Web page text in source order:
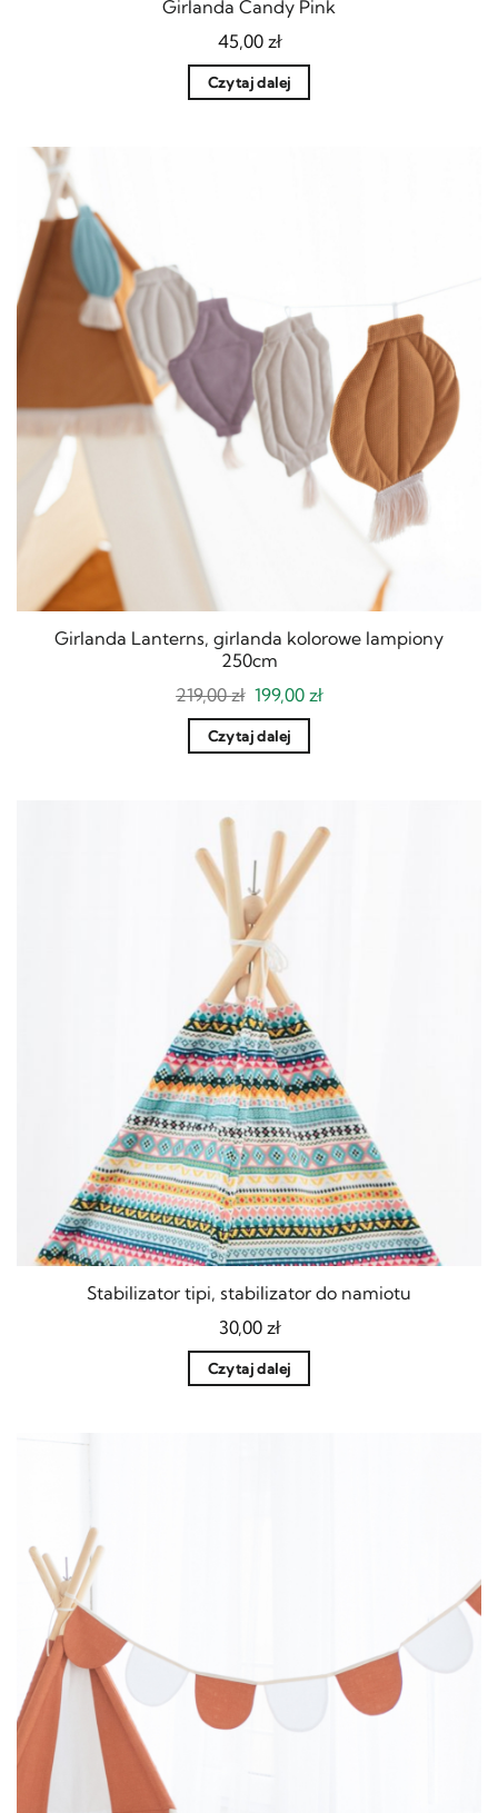
Girlanda Candy Pink
45,00 zł
Czytaj dalej
Girlanda Lanterns, girlanda kolorowe lampiony
250cm
219,00zł Pierwotna
wynosiła:
219,00 zł.
199,00 złAktualna
Czytaj dalej
Stabilizator tipi, stabilizator do namiotu
30,00 zł
Czytaj dalej